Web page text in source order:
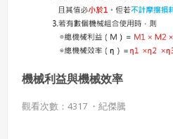
機械利益與機械效率
觀看次數：4317 ・ 紀傑騰